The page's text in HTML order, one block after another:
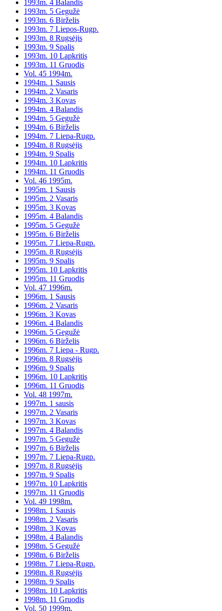
1993m. 4 Balandis
1993m. 5 Gegužė
1993m. 6 Birželis
1993m. 7 Liepos-Rugp.
1993m. 8 Rugsėjis
1993m. 9 Spalis
1993m. 10 Lapkritis
1993m. 11 Gruodis
Vol. 45 1994m.
1994m. 1 Sausis
1994m. 2 Vasaris
1994m. 3 Kovas
1994m. 4 Balandis
1994m. 5 Gegužė
1994m. 6 Birželis
1994m. 7 Liepa-Rugp.
1994m. 8 Rugsėjis
1994m. 9 Spalis
1994m. 10 Lapkritis
1994m. 11 Gruodis
Vol. 46 1995m.
1995m. 1 Sausis
1995m. 2 Vasaris
1995m. 3 Kovas
1995m. 4 Balandis
1995m. 5 Gegužė
1995m. 6 Birželis
1995m. 7 Liepa-Rugp.
1995m. 8 Rugsėjis
1995m. 9 Spalis
1995m. 10 Lapkritis
1995m. 11 Gruodis
Vol. 47 1996m.
1996m. 1 Sausis
1996m. 2 Vasaris
1996m. 3 Kovas
1996m. 4 Balandis
1996m. 5 Gegužė
1996m. 6 Birželis
1996m. 7 Liepa - Rugp.
1996m. 8 Rugsėjis
1996m. 9 Spalis
1996m. 10 Lapkritis
1996m. 11 Gruodis
Vol. 48 1997m.
1997m. 1 sausis
1997m. 2 Vasaris
1997m. 3 Kovas
1997m. 4 Balandis
1997m. 5 Gegužė
1997m. 6 Birželis
1997m. 7 Liepa-Rugp.
1997m. 8 Rugsėjis
1997m. 9 Spalis
1997m. 10 Lapkritis
1997m. 11 Gruodis
Vol. 49 1998m.
1998m. 1 Sausis
1998m. 2 Vasaris
1998m. 3 Kovas
1998m. 4 Balandis
1998m. 5 Gegužė
1998m. 6 Birželis
1998m. 7 Liepa-Rugp.
1998m. 8 Rugsėjis
1998m. 9 Spalis
1998m. 10 Lapkritis
1998m. 11 Gruodis
Vol. 50 1999m.